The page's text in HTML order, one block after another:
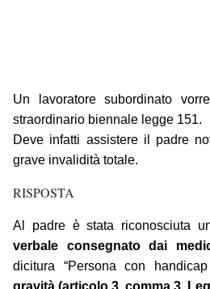
Un lavoratore subordinato
straordinario biennale legge 151.
Deve infatti assistere il padre
grave invalidità totale.
RISPOSTA
Al padre è stata riconosciuta
verbale consegnato dai
dicitura “Persona con
gravità (articolo 3, comma 3,